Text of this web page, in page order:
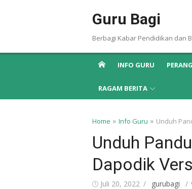
Guru Bagi
Berbagi Kabar Pendidikan dan
INFO GURU
RAGAM BERITA
Home » Info Guru » Unduh
Unduh
Dapodik
Posted
Juli 20, 2022 Author
gurubagi